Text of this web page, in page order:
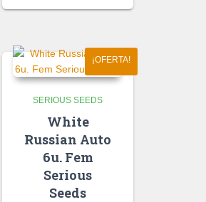
¡OFERTA!
SERIOUS SEEDS
White
Russian Auto
6u. Fem
Serious
Seeds